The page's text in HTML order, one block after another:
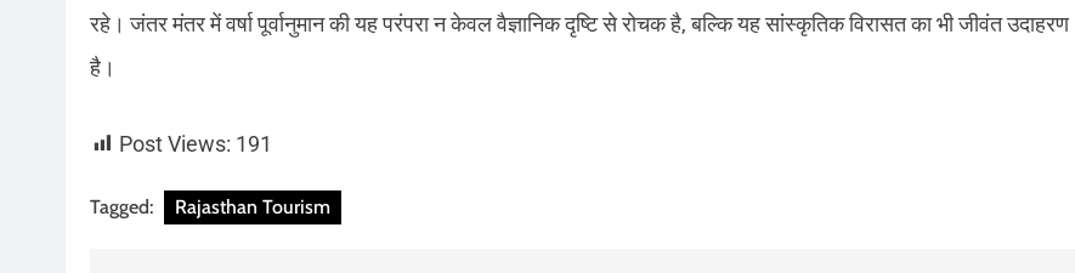
रहे। जंतर मंतर में वर्षा पूर्वानुमान की यह परंपरा न केवल वैज्ञानिक दृष्टि से रोचक है, बल्कि यह सांस्कृतिक विरासत का भी जीवंत उदाहरण
है।
Post Views: 191
Tagged: Rajasthan Tourism